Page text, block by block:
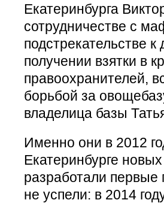
Екатеринбурга
сотрудничестве с
подстрекательстве
получении взятки в
правоохранителей,
борьбой за
владелица базы
Именно они в 2012
Екатеринбурге
разработали
не успели: в 2014